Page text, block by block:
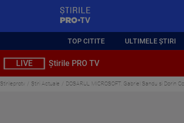
TOP CITITE ULTIMELE ȘTIRI
LIVE Știrile PRO TV
Stirileprotv Știri Actuale DOSARUL MICROSOFT. Gabriel Sandu si Dorin